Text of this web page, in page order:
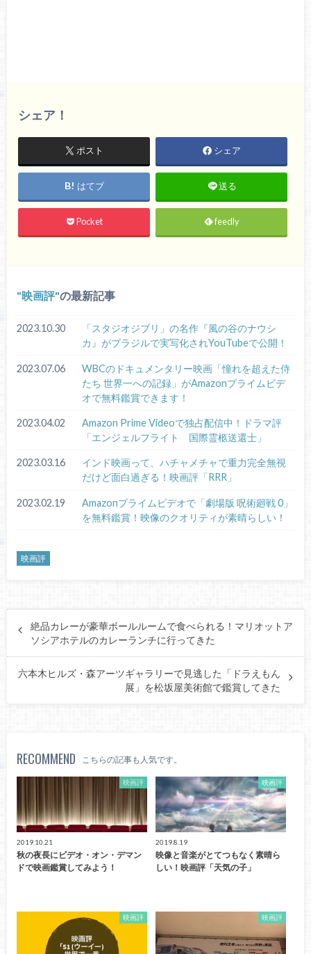
シェア！
ポスト シェア
はてブ 送る
Pocket feedly
映画評 の最新記事
2023.10.30
「スタジオジブリ」の名作『風の谷のナウシ
カ』がブラジルで実写化されYouTubeで公開！
2023.07.06
WBCのドキュメンタリー映画「憧れを超えた侍
たち 世界一への記録」がAmazonプライムビデ
オで無料鑑賞できます！
2023.04.02
Amazon Prime Videoで独占配信中！ドラマ評
「エンジェルフライト 国際霊柩送還士」
2023.03.16
インド映画って、ハチャメチャで重力完全無視
だけど面白過ぎる！映画評「RRR」
2023.02.19
Amazonプライムビデオで「劇場版 呪術廻戦 0」
を無料鑑賞！映像のクオリティが素晴らしい！
映画評
絶品カレーが豪華ボールルームで食べられる！マリオットア
ソシアホテルのカレーランチに行ってきた
六本木ヒルズ・森アーツギャラリーで見逃した「ドラえもん
展」を松坂屋美術館で鑑賞してきた
RECOMMEND こちらの記事も人気です。
映画評
2019.10.21
秋の夜長にビデオ・オン・デマン
ドで映画鑑賞してみよう！
映画評
2019.8.19
映像と音楽がとてつもなく素晴ら
しい！映画評「天気の子」
映画評 映画評